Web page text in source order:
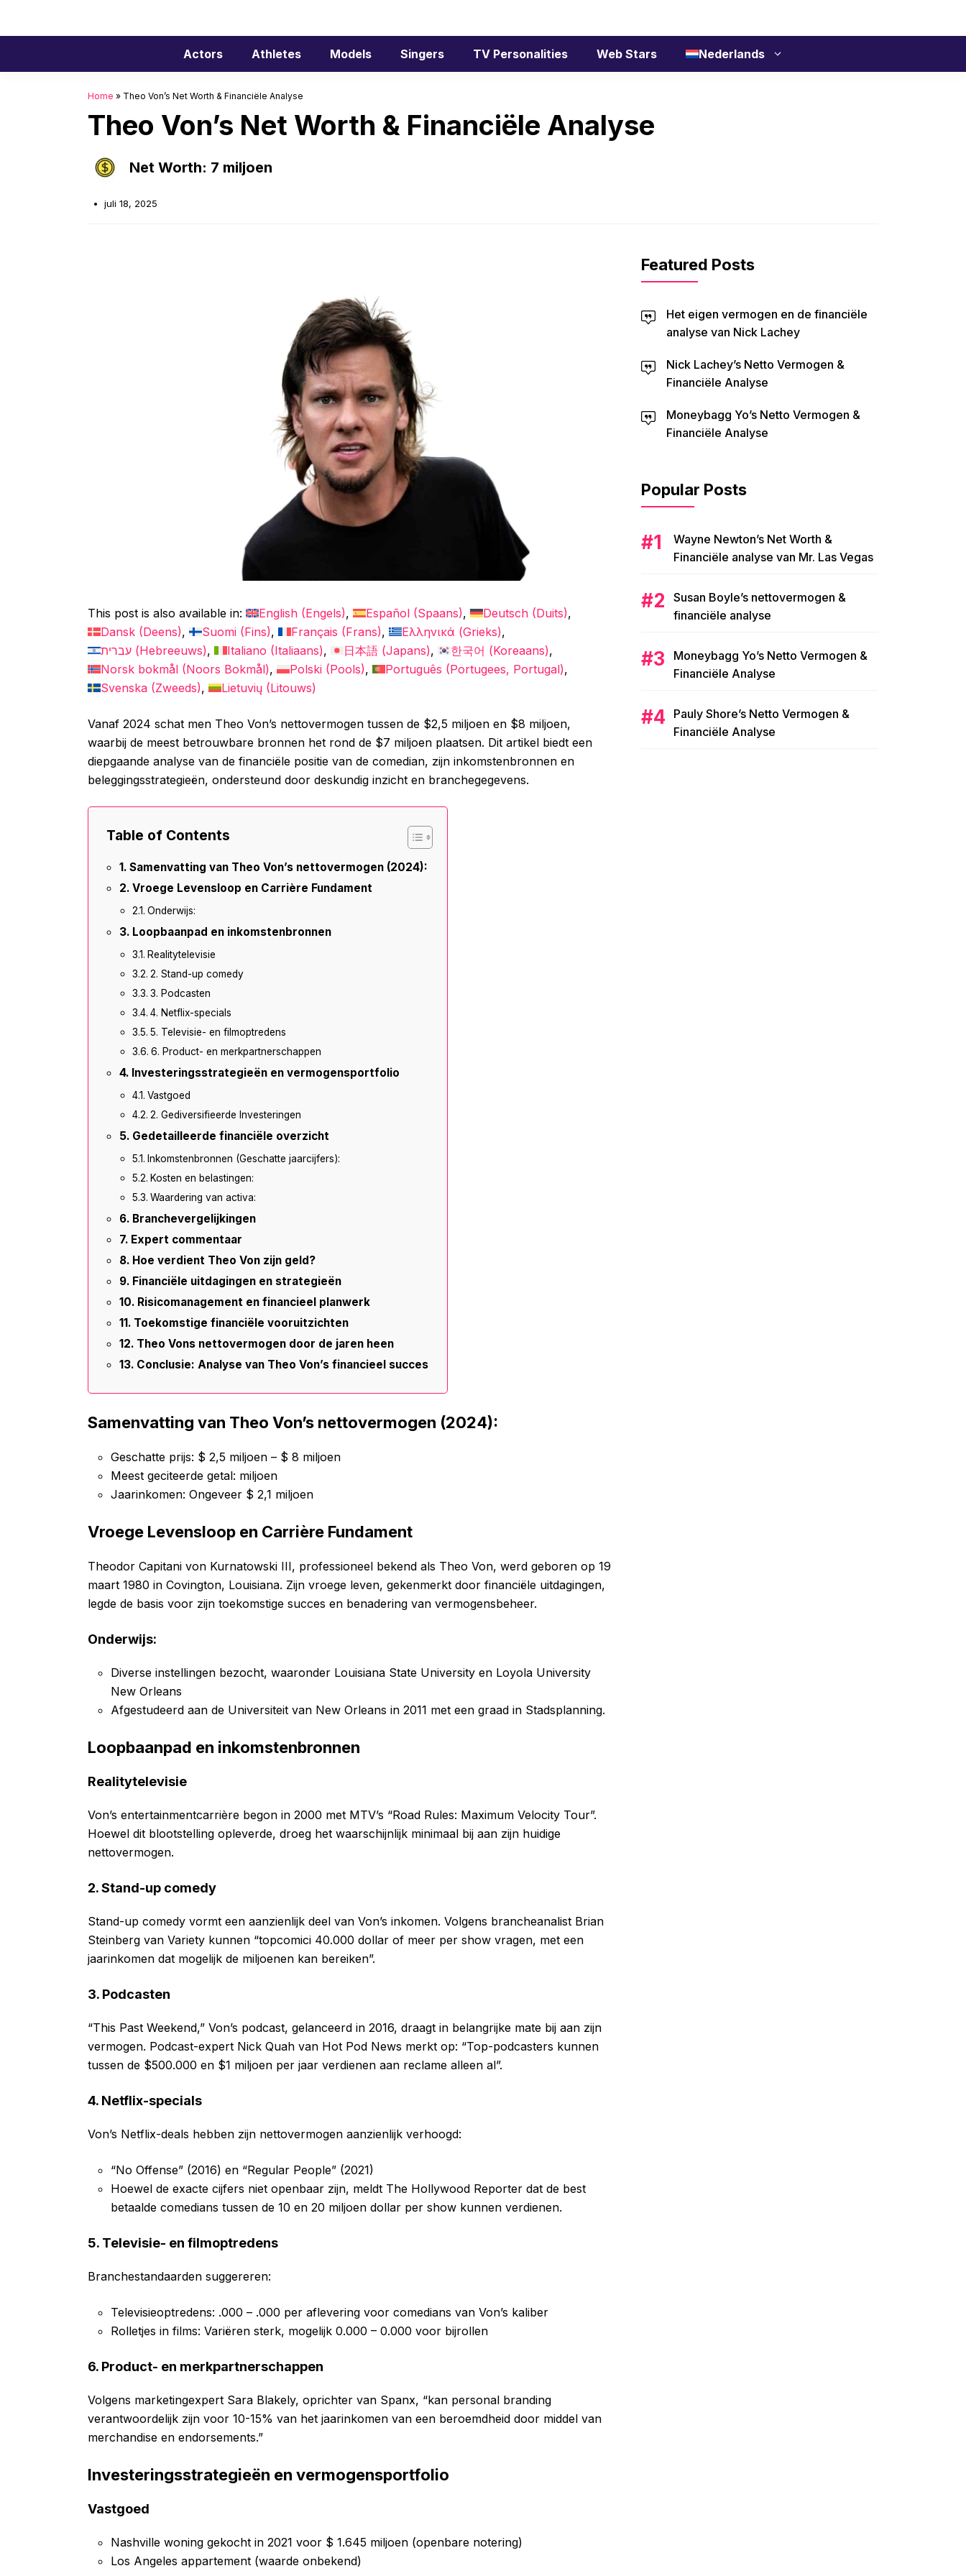
Actors Athletes Models Singers TV Personalities Web Stars Nederlands
Home » Theo Von’s Net Worth & Financiële Analyse
Theo Von’s Net Worth & Financiële Analyse
Net Worth: 7 miljoen
juli 18, 2025
This post is also available in: English (Engels) Español (Spaans) Deutsch (Duits)
Dansk (Deens) Suomi (Fins) Français (Frans) Ελληνικά (Grieks)
עברית (Hebreeuws) Italiano (Italiaans) 日本語 (Japans) 한국어 (Koreaans)
Norsk bokmål (Noors Bokmål) Polski (Pools) Português (Portugees, Portugal)
Svenska (Zweeds) Lietuvių (Litouws)
Vanaf 2024 schat men Theo Von’s nettovermogen tussen de $2,5 miljoen en $8 miljoen,
waarbij de meest betrouwbare bronnen het rond de $7 miljoen plaatsen. Dit artikel biedt een
diepgaande analyse van de financiële positie van de comedian, zijn inkomstenbronnen en
beleggingsstrategieën, ondersteund door deskundig inzicht en branchegegevens.
Table of Contents
Samenvatting van Theo Von’s nettovermogen (2024):
Vroege Levensloop en Carrière Fundament
Onderwijs:
Loopbaanpad en inkomstenbronnen
Realitytelevisie
2. Stand-up comedy
3. Podcasten
4. Netflix-specials
5. Televisie- en filmoptredens
6. Product- en merkpartnerschappen
Investeringsstrategieën en vermogensportfolio
Vastgoed
2. Gediversifieerde Investeringen
Gedetailleerde financiële overzicht
Inkomstenbronnen (Geschatte jaarcijfers):
Kosten en belastingen:
Waardering van activa:
Branchevergelijkingen
Expert commentaar
Hoe verdient Theo Von zijn geld?
Financiële uitdagingen en strategieën
Risicomanagement en financieel planwerk
Toekomstige financiële vooruitzichten
Theo Vons nettovermogen door de jaren heen
Conclusie: Analyse van Theo Von’s financieel succes
Samenvatting van Theo Von’s nettovermogen (2024):
Geschatte prijs: $ 2,5 miljoen – $ 8 miljoen
Meest geciteerde getal: miljoen
Jaarinkomen: Ongeveer $ 2,1 miljoen
Vroege Levensloop en Carrière Fundament
Theodor Capitani von Kurnatowski III, professioneel bekend als Theo Von, werd geboren op 19
maart 1980 in Covington, Louisiana. Zijn vroege leven, gekenmerkt door financiële uitdagingen,
legde de basis voor zijn toekomstige succes en benadering van vermogensbeheer.
Onderwijs:
Diverse instellingen bezocht, waaronder Louisiana State University en Loyola University
New Orleans
Afgestudeerd aan de Universiteit van New Orleans in 2011 met een graad in Stadsplanning.
Loopbaanpad en inkomstenbronnen
Realitytelevisie
Von’s entertainmentcarrière begon in 2000 met MTV’s “Road Rules: Maximum Velocity Tour”.
Hoewel dit blootstelling opleverde, droeg het waarschijnlijk minimaal bij aan zijn huidige
nettovermogen.
2. Stand-up comedy
Stand-up comedy vormt een aanzienlijk deel van Von’s inkomen. Volgens brancheanalist Brian
Steinberg van Variety kunnen “topcomici 40.000 dollar of meer per show vragen, met een
jaarinkomen dat mogelijk de miljoenen kan bereiken”.
3. Podcasten
“This Past Weekend,” Von’s podcast, gelanceerd in 2016, draagt in belangrijke mate bij aan zijn
vermogen. Podcast-expert Nick Quah van Hot Pod News merkt op: “Top-podcasters kunnen
tussen de $500.000 en $1 miljoen per jaar verdienen aan reclame alleen al”.
4. Netflix-specials
Von’s Netflix-deals hebben zijn nettovermogen aanzienlijk verhoogd:
“No Offense” (2016) en “Regular People” (2021)
Hoewel de exacte cijfers niet openbaar zijn, meldt The Hollywood Reporter dat de best
betaalde comedians tussen de 10 en 20 miljoen dollar per show kunnen verdienen.
5. Televisie- en filmoptredens
Branchestandaarden suggereren:
Televisieoptredens: .000 – .000 per aflevering voor comedians van Von’s kaliber
Rolletjes in films: Variëren sterk, mogelijk 0.000 – 0.000 voor bijrollen
6. Product- en merkpartnerschappen
Volgens marketingexpert Sara Blakely, oprichter van Spanx, “kan personal branding
verantwoordelijk zijn voor 10-15% van het jaarinkomen van een beroemdheid door middel van
merchandise en endorsements.”
Investeringsstrategieën en vermogensportfolio
Vastgoed
Nashville woning gekocht in 2021 voor $ 1.645 miljoen (openbare notering)
Los Angeles appartement (waarde onbekend)
Featured Posts
Het eigen vermogen en de financiële
analyse van Nick Lachey
Nick Lachey’s Netto Vermogen &
Financiële Analyse
Moneybagg Yo’s Netto Vermogen &
Financiële Analyse
Popular Posts
Wayne Newton’s Net Worth &
Financiële analyse van Mr. Las Vegas
Susan Boyle’s nettovermogen &
financiële analyse
Moneybagg Yo’s Netto Vermogen &
Financiële Analyse
Pauly Shore’s Netto Vermogen &
Financiële Analyse